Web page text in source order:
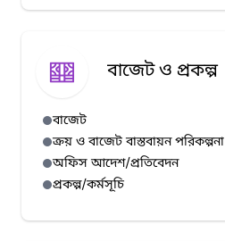
বাজেট ও প্রকল্প
বাজেট
ক্রয় ও বাজেট বাস্তবায়ন পরিকল্পনা
অফিস আদেশ/প্রতিবেদন
প্রকল্প/কর্মসূচি